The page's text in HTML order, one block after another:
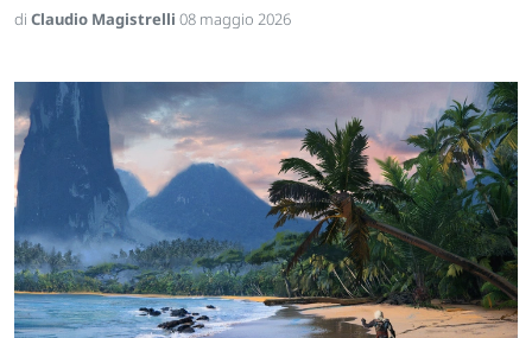
di Claudio Magistrelli 08 maggio 2026